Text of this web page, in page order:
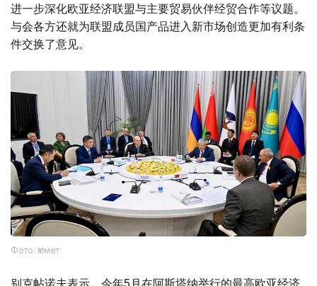
进一步深化欧亚经济联盟与主要贸易伙伴经贸合作等议题。
与会各方还就为联盟成员国产品进入新市场创造更加有利条
件交换了意见。
Фото: Үкімет